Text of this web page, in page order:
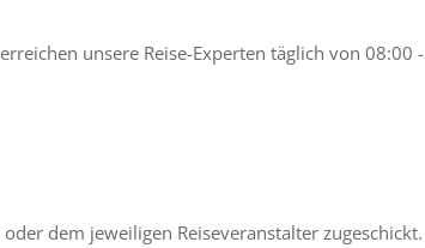
unsere Reise-Experten täglich von 08:00 -
dem jeweiligen Reiseveranstalter zugeschickt.